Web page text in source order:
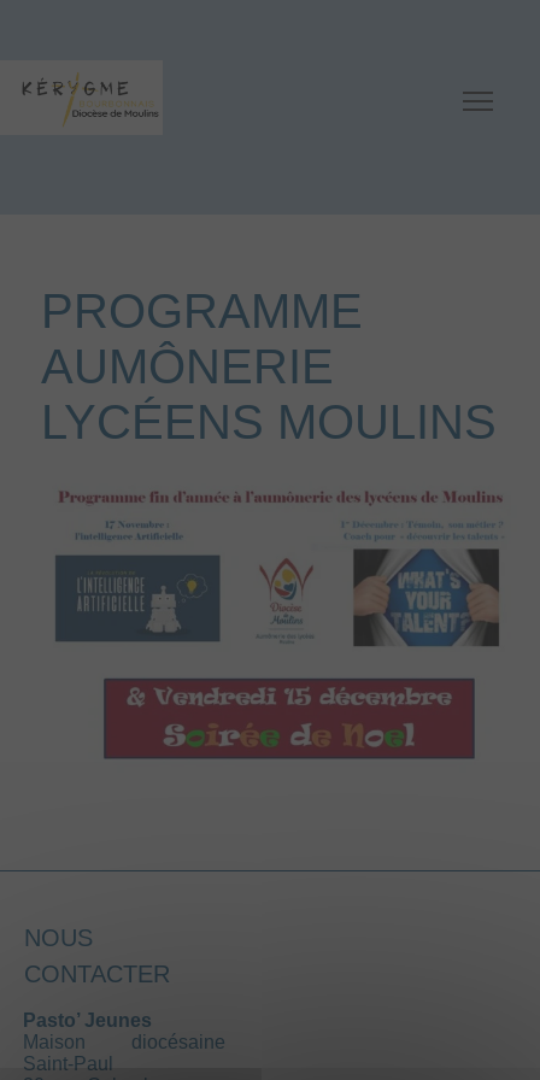
PROGRAMME
AUMÔNERIE
LYCÉENS MOULINS
NOUS
CONTACTER
Pasto’ Jeunes
Maison diocésaine
Saint-Paul